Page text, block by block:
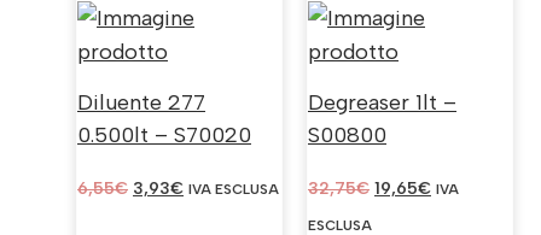
Diluente 277
0.500lt – S70020
6,55€ IL
3,93€ IL
IVA ESCLUSA
Degreaser 1lt –
S00800
32,75€ IL
19,65€ IL
IVA
ESCLUSA